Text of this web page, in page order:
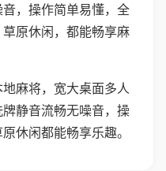
，操作简单易懂，全
原休闲，都能畅享麻
麻将，宽大桌面多人
静音流畅无噪音，操
休闲都能畅享乐趣。